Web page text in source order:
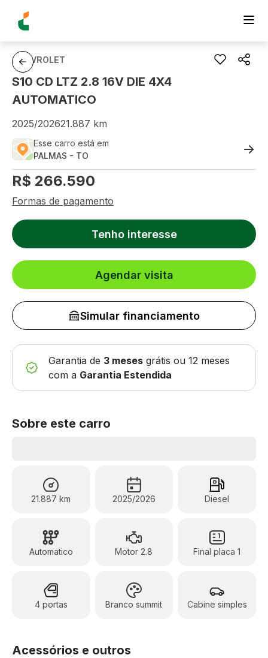
CHEVROLET
S10 CD LTZ 2.8 16V DIE 4X4
AUTOMATICO
2025/202621.887 km
Esse carro está em
PALMAS - TO
R$ 266.590
Formas de pagamento
Tenho interesse
Agendar visita
Simular financiamento
Garantia de 3 meses grátis ou 12 meses
com a Garantia Estendida
Sobre este carro
21.887 km 2025/2026 Diesel
Automatico Motor 2.8 Final placa 1
4 portas Branco summit Cabine simples
Acessórios e outros